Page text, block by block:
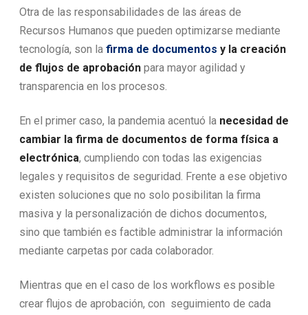
Otra de las responsabilidades de las áreas de
Recursos Humanos que pueden optimizarse mediante
tecnología, son la firma de documentos y la creación
de flujos de aprobación para mayor agilidad y
transparencia en los procesos.
En el primer caso, la pandemia acentuó la necesidad de
cambiar la firma de documentos de forma física a
electrónica, cumpliendo con todas las exigencias
legales y requisitos de seguridad. Frente a ese objetivo
existen soluciones que no solo posibilitan la firma
masiva y la personalización de dichos documentos,
sino que también es factible administrar la información
mediante carpetas por cada colaborador.
Mientras que en el caso de los workflows es posible
crear flujos de aprobación, con seguimiento de cada